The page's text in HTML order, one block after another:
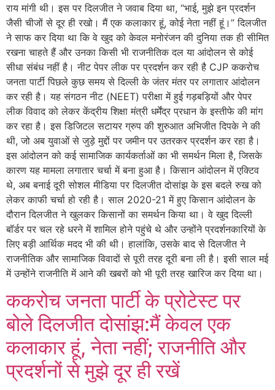
राय मांगी थी। इस पर दिलजीत ने जवाब दिया था, “भाई, मुझे इन प्रदर्शन
जैसी चीजों से दूर ही रखो। मैं एक कलाकार हूं, कोई नेता नहीं हूं।” दिलजीत
ने साफ कर दिया था कि वे खुद को केवल मनोरंजन की दुनिया तक ही सीमित
रखना चाहते हैं और उनका किसी भी राजनीतिक दल या आंदोलन से कोई
सीधा संबंध नहीं है। नीट पेपर लीक पर प्रदर्शन कर रही है CJP ककरोच
जनता पार्टी पिछले कुछ समय से दिल्ली के जंतर मंतर पर लगातार आंदोलन
कर रही है। यह संगठन नीट (NEET) परीक्षा में हुई गड़बड़ियों और पेपर
लीक विवाद को लेकर केंद्रीय शिक्षा मंत्री धर्मेंद्र प्रधान के इस्तीफे की मांग
कर रहा है। इस डिजिटल सटायर ग्रुप की शुरुआत अभिजीत दिपके ने की
थी, जो अब युवाओं से जुड़े मुद्दों पर जमीन पर उतरकर प्रदर्शन कर रहा है।
इस आंदोलन को कई सामाजिक कार्यकर्ताओं का भी समर्थन मिला है, जिसके
कारण यह मामला लगातार चर्चा में बना हुआ है। किसान आंदोलन में एक्टिव
थे, अब बनाई दूरी सोशल मीडिया पर दिलजीत दोसांझ के इस बदले रुख को
लेकर काफी चर्चा हो रही है। साल 2020-21 में हुए किसान आंदोलन के
दौरान दिलजीत ने खुलकर किसानों का समर्थन किया था। वे खुद दिल्ली
बॉर्डर पर चल रहे धरने में शामिल होने पहुंचे थे और उन्होंने प्रदर्शनकारियों के
लिए बड़ी आर्थिक मदद भी की थी। हालांकि, उसके बाद से दिलजीत ने
राजनीतिक और सामाजिक विवादों से पूरी तरह दूरी बना ली है। इसी साल मई
में उन्होंने राजनीति में आने की खबरों को भी पूरी तरह खारिज कर दिया था।
ककरोच जनता पार्टी के प्रोटेस्ट पर
बोले दिलजीत दोसांझ:मैं केवल एक
कलाकार हूं, नेता नहीं; राजनीति और
प्रदर्शनों से मुझे दूर ही रखें